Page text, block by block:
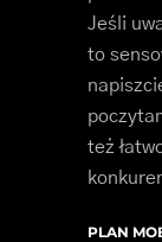
Jeśli
to
też
PLAN